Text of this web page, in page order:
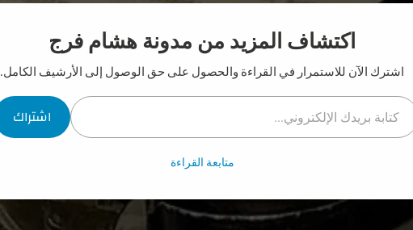
اكتشاف المزيد من مدونة هشام فرج
اشترك الآن للاستمرار في القراءة والحصول على حق الوصول إلى الأرشيف الكامل.
كتابة بريدك الإلكتروني...
اشتراك
متابعة القراءة